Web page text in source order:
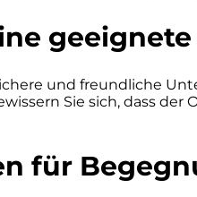
und freundliche
Sie sich, dass
für